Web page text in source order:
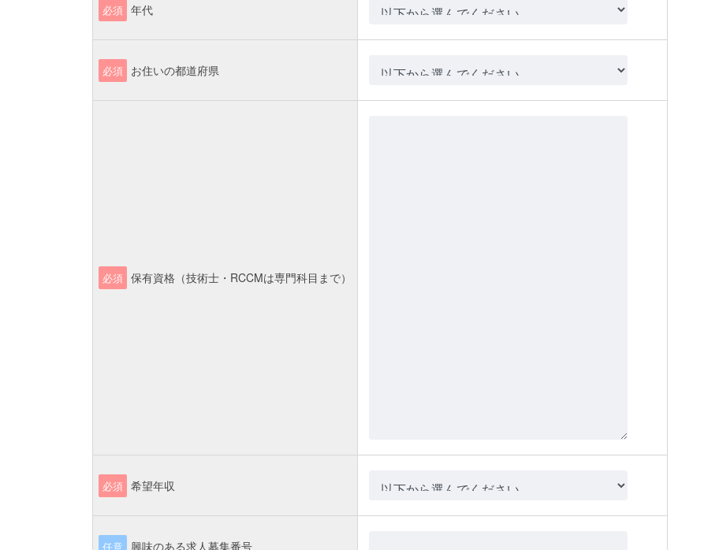
必須 年代
必須 お住いの都道府県
必須 保有資格（技術士・RCCMは専門科目まで）
必須 希望年収
任意 興味のある求人募集番号